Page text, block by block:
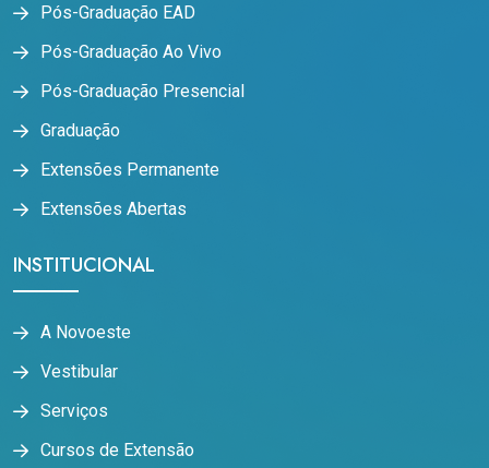
Pós-Graduação EAD
Pós-Graduação Ao Vivo
Pós-Graduação Presencial
Graduação
Extensões Permanente
Extensões Abertas
INSTITUCIONAL
A Novoeste
Vestibular
Serviços
Cursos de Extensão